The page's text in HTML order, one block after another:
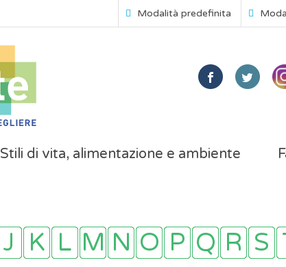
Modalità predefinita
Stili di vita, alimentazione e ambiente